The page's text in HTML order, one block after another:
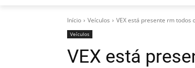
Início Veículos VEX está presente rm todos
Veículos
VEX está